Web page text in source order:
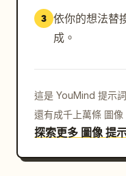
3 依你的想法替
成。
這是 YouMind 提示
還有成千上萬條 圖像
探索更多 圖像 提